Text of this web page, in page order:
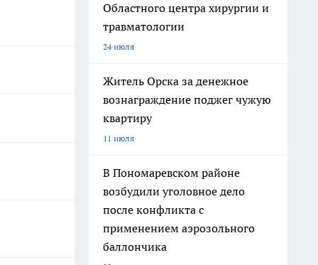
Областного центра хирургии и
травматологии
24 июля
Житель Орска за денежное
вознаграждение поджег чужую
квартиру
11 июля
В Пономаревском районе
возбудили уголовное дело
после конфликта с
применением аэрозольного
баллончика